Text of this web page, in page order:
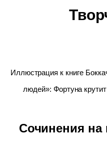
Иллюстрация к книге
людей»: Фортуна
Сочинения